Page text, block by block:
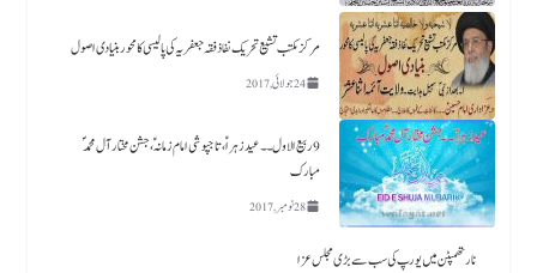
مرکز مکتب تشیع تحریک نفاذفقہ جعفریہ کی پالیسی کا محور بنیادی اصول
24 جولائی, 2017
9 ربیع الاول ۔۔ عید زہراؑ، تاجپوشی امام زمانہؑ ،جشن مختار آل محمدؐ
مبارک
28 نومبر, 2017
نارتھمپٹن میں یورپ کی سب سے بڑی مجلس عزا